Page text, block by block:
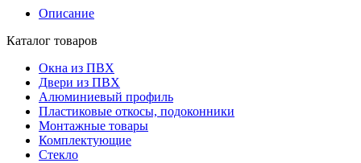
Описание
Каталог товаров
Окна из ПВХ
Двери из ПВХ
Алюминиевый профиль
Пластиковые откосы, подоконники
Монтажные товары
Комплектующие
Стекло